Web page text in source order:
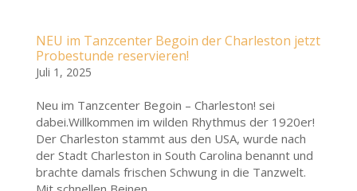
NEU im Tanzcenter Begoin der Charleston jetzt
Probestunde reservieren!
Juli 1, 2025
Neu im Tanzcenter Begoin – Charleston! sei
dabei.Willkommen im wilden Rhythmus der 1920er!
Der Charleston stammt aus den USA, wurde nach
der Stadt Charleston in South Carolina benannt und
brachte damals frischen Schwung in die Tanzwelt.